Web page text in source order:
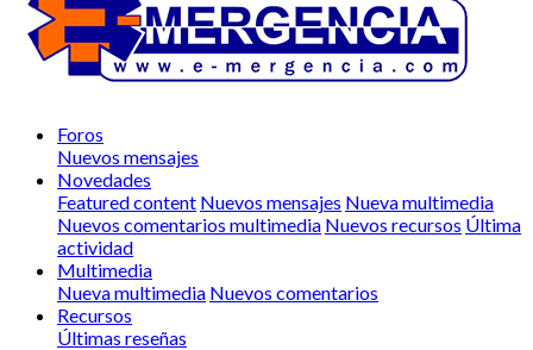
Foros
Nuevos mensajes
Novedades
Featured content Nuevos mensajes Nueva multimedia
Nuevos comentarios multimedia Nuevos recursos Última
actividad
Multimedia
Nueva multimedia Nuevos comentarios
Recursos
Últimas reseñas